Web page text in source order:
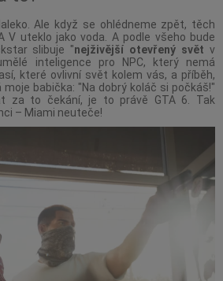
Ale když se ohlédneme zpět, těch
V uteklo jako voda. A podle všeho bude
slibuje "nejživější otevřený svět v
inteligence pro NPC, který nemá
které ovlivní svět kolem vás, a příběh,
babička: "Na dobrý koláč si počkáš!"
za to čekání, je to právě GTA 6. Tak
– Miami neuteče!